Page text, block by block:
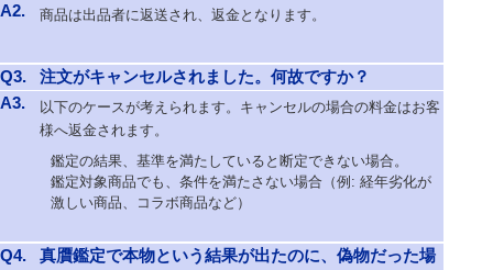
A2.
商品は出品者に返送され、返金となります。
Q3.
注文がキャンセルされました。何故ですか？
A3.
以下のケースが考えられます。キャンセルの場合の料金はお客
様へ返金されます。
鑑定の結果、基準を満たしていると断定できない場合。
鑑定対象商品でも、条件を満たさない場合（例: 経年劣化が
激しい商品、コラボ商品など）
Q4.
真贋鑑定で本物という結果が出たのに、偽物だった場